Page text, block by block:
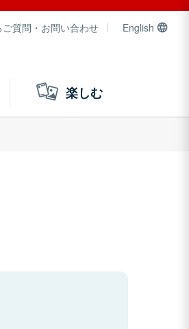
ご質問・お問い合わせ English
楽しむ